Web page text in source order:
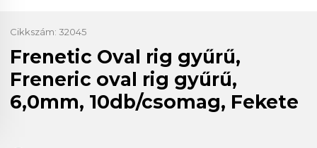
Cikkszám: 32045
Frenetic Oval rig gyűrű,
Freneric oval rig gyűrű,
6,0mm, 10db/csomag, Fekete